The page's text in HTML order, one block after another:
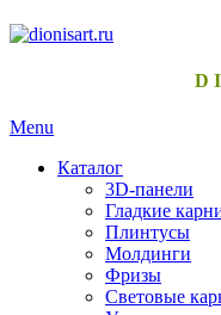
D
Menu
Каталог
3D-панели
Гладкие
Плинтусы
Молдинги
Фризы
Световые